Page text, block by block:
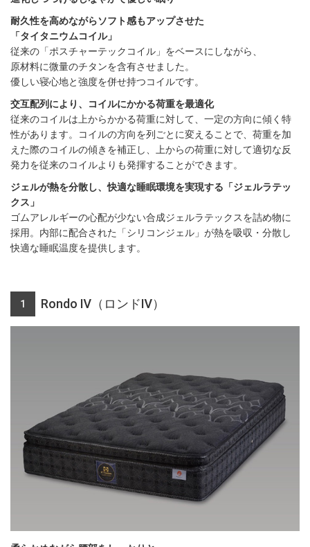
耐久性を高めながらソフト感もアップさせた
「タイタニウムコイル」
従来の「ポスチャーテックコイル」をベースにしながら、
原材料に微量のチタンを含有させました。
優しい寝心地と強度を併せ持つコイルです。
交互配列により、コイルにかかる荷重を最適化
従来のコイルは上からかかる荷重に対して、一定の方向に傾く特
性があります。コイルの方向を列ごとに変えることで、荷重を加
えた際のコイルの傾きを補正し、上からの荷重に対して適切な反
発力を従来のコイルよりも発揮することができます。
ジェルが熱を分散し、快適な睡眠環境を実現する「ジェルラテッ
クス」
ゴムアレルギーの心配が少ない合成ジェルラテックスを詰め物に
採用。内部に配合された「シリコンジェル」が熱を吸収・分散し
快適な睡眠温度を提供します。
1 Rondo Ⅳ（ロンドⅣ）